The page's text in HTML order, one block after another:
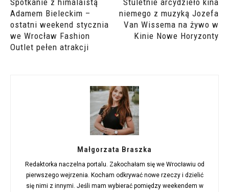
Adamem Bieleckim –
ostatni weekend stycznia
we Wrocław Fashion
Outlet pełen atrakcji
niemego z muzyką Jozefa
Van Wissema na żywo w
Kinie Nowe Horyzonty
Małgorzata Braszka
Redaktorka naczelna portalu. Zakochałam się we Wrocławiu od
pierwszego wejrzenia. Kocham odkrywać nowe rzeczy i dzielić
się nimi z innymi. Jeśli mam wybierać pomiędzy weekendem w